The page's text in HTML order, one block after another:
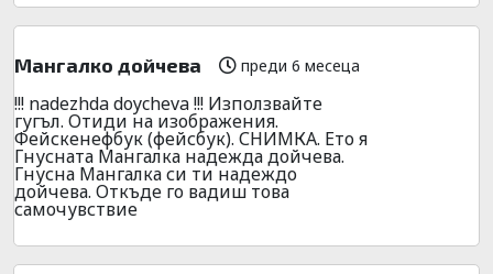
Мангалко дойчева преди 6 месеца
!!! nadezhda doycheva !!! Използвайте
гугъл. Отиди на изображения.
Фейскенефбук (фейсбук). СНИМКА. Ето я
Гнусната Мангалка надежда дойчева.
Гнусна Мангалка си ти надеждо
дойчева. Откъде го вадиш това
самочувствие